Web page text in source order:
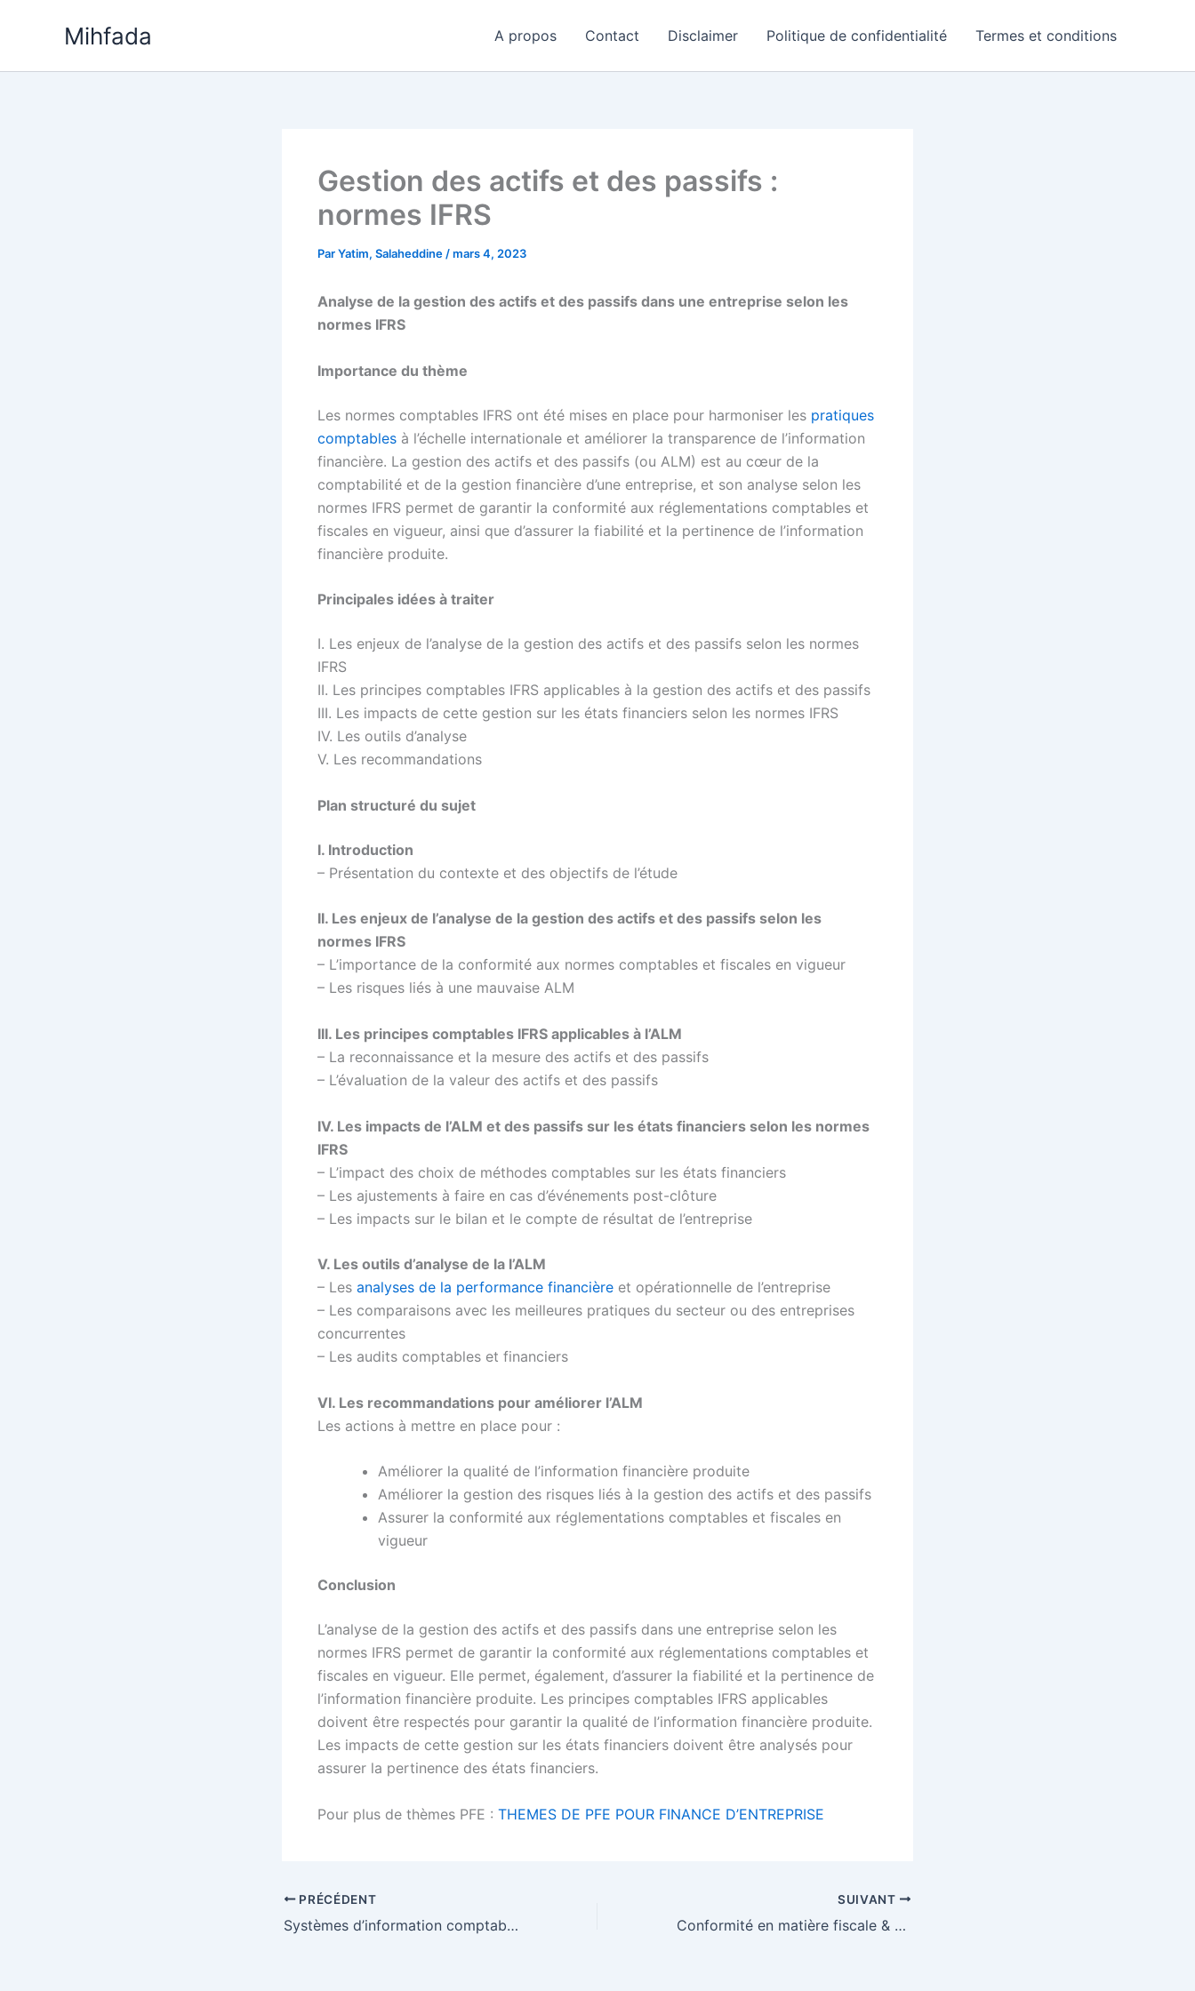
Mihfada A propos Contact Disclaimer Politique de confidentialité Termes et conditions
Gestion des actifs et des passifs :
normes IFRS
ParYatim, Salaheddine /mars 4, 2023
Analyse de la gestion des actifs et des passifs dans une entreprise selon les
normes IFRS
Importance du thème
Les normes comptables IFRS ont été mises en place pour harmoniser les pratiques
comptables à l’échelle internationale et améliorer la transparence de l’information
financière. La gestion des actifs et des passifs (ou ALM) est au cœur de la
comptabilité et de la gestion financière d’une entreprise, et son analyse selon les
normes IFRS permet de garantir la conformité aux réglementations comptables et
fiscales en vigueur, ainsi que d’assurer la fiabilité et la pertinence de l’information
financière produite.
Principales idées à traiter
I. Les enjeux de l’analyse de la gestion des actifs et des passifs selon les normes
IFRS
II. Les principes comptables IFRS applicables à la gestion des actifs et des passifs
III. Les impacts de cette gestion sur les états financiers selon les normes IFRS
IV. Les outils d’analyse
V. Les recommandations
Plan structuré du sujet
I. Introduction
– Présentation du contexte et des objectifs de l’étude
II. Les enjeux de l’analyse de la gestion des actifs et des passifs selon les
normes IFRS
– L’importance de la conformité aux normes comptables et fiscales en vigueur
– Les risques liés à une mauvaise ALM
III. Les principes comptables IFRS applicables à l’ALM
– La reconnaissance et la mesure des actifs et des passifs
– L’évaluation de la valeur des actifs et des passifs
IV. Les impacts de l’ALM et des passifs sur les états financiers selon les normes
IFRS
– L’impact des choix de méthodes comptables sur les états financiers
– Les ajustements à faire en cas d’événements post-clôture
– Les impacts sur le bilan et le compte de résultat de l’entreprise
V. Les outils d’analyse de la l’ALM
– Les analyses de la performance financière et opérationnelle de l’entreprise
– Les comparaisons avec les meilleures pratiques du secteur ou des entreprises
concurrentes
– Les audits comptables et financiers
VI. Les recommandations pour améliorer l’ALM
Les actions à mettre en place pour :
Améliorer la qualité de l’information financière produite
Améliorer la gestion des risques liés à la gestion des actifs et des passifs
Assurer la conformité aux réglementations comptables et fiscales en
vigueur
Conclusion
L’analyse de la gestion des actifs et des passifs dans une entreprise selon les
normes IFRS permet de garantir la conformité aux réglementations comptables et
fiscales en vigueur. Elle permet, également, d’assurer la fiabilité et la pertinence de
l’information financière produite. Les principes comptables IFRS applicables
doivent être respectés pour garantir la qualité de l’information financière produite.
Les impacts de cette gestion sur les états financiers doivent être analysés pour
assurer la pertinence des états financiers.
Pour plus de thèmes PFE : THEMES DE PFE POUR FINANCE D’ENTREPRISE
PRÉCÉDENT
Systèmes d’information comptables
SUIVANT
Conformité en matière fiscale & procédures de CI